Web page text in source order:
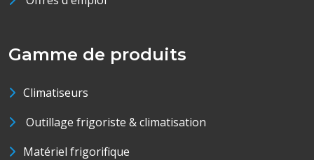
Gamme de produits
Climatiseurs
Outillage frigoriste & climatisation
Matériel frigorifique